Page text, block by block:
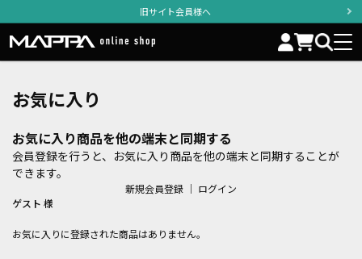
旧サイト会員様へ
お気に入り
お気に入り商品を他の端末と同期する
会員登録を行うと、お気に入り商品を他の端末と同期することが
できます。
新規会員登録 ｜ ログイン
ゲスト 様
お気に入りに登録された商品はありません。